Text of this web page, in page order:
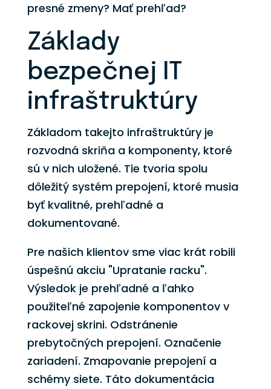
presné zmeny? Mať prehľad?
Základy
bezpečnej IT
infraštruktúry
Základom takejto infraštruktúry je
rozvodná skriňa a komponenty, ktoré
sú v nich uložené. Tie tvoria spolu
dôležitý systém prepojení, ktoré musia
byť kvalitné, prehľadné a
dokumentované.
Pre našich klientov sme viac krát robili
úspešnú akciu "Upratanie racku".
Výsledok je prehľadné a ľahko
použiteľné zapojenie komponentov v
rackovej skrini. Odstránenie
prebytočných prepojení. Označenie
zariadení. Zmapovanie prepojení a
schémy siete. Táto dokumentácia